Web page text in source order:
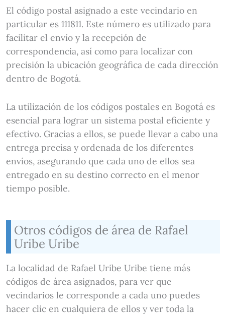
El código postal asignado a este vecindario en
particular es 111811. Este número es utilizado para
facilitar el envío y la recepción de
correspondencia, así como para localizar con
precisión la ubicación geográfica de cada dirección
dentro de Bogotá.
La utilización de los códigos postales en Bogotá es
esencial para lograr un sistema postal eficiente y
efectivo. Gracias a ellos, se puede llevar a cabo una
entrega precisa y ordenada de los diferentes
envíos, asegurando que cada uno de ellos sea
entregado en su destino correcto en el menor
tiempo posible.
Otros códigos de área de Rafael
Uribe Uribe
La localidad de Rafael Uribe Uribe tiene más
códigos de área asignados, para ver que
vecindarios le corresponde a cada uno puedes
hacer clic en cualquiera de ellos y ver toda la